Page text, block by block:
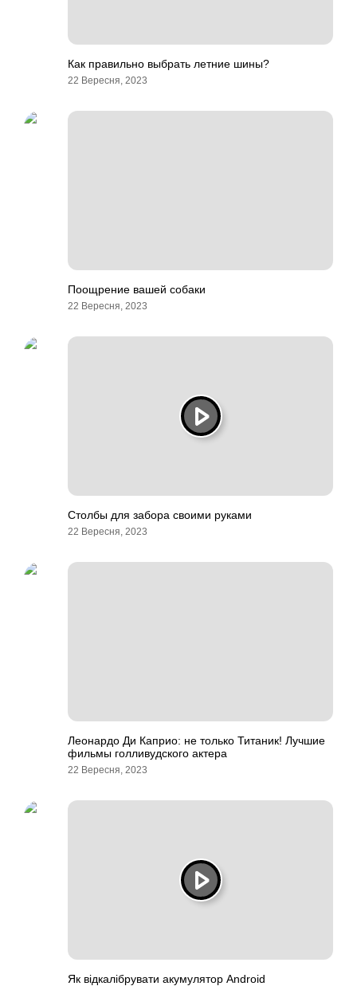
Как правильно выбрать летние шины?
22 Вересня, 2023
Поощрение вашей собаки
22 Вересня, 2023
Столбы для забора своими руками
22 Вересня, 2023
Леонардо Ди Каприо: не только Титаник! Лучшие
фильмы голливудского актера
22 Вересня, 2023
Як відкалібрувати акумулятор Android